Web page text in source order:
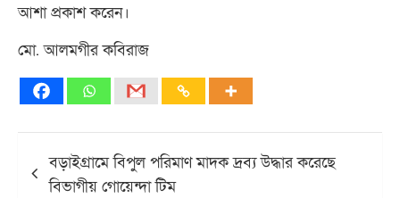
আশা প্রকাশ করেন।
মো. আলমগীর কবিরাজ
navigation
বড়াইগ্রামে বিপুল পরিমাণ মাদক দ্রব্য উদ্ধার করেছে
বিভাগীয় গোয়েন্দা টিম